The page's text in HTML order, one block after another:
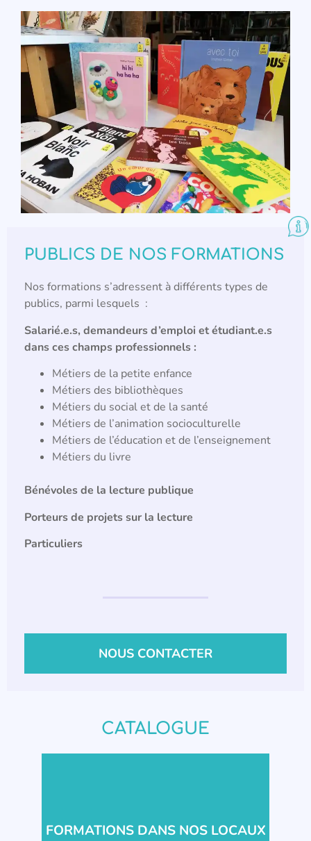
PUBLICS DE NOS FORMATIONS
Nos formations s’adressent à différents types de
publics, parmi lesquels :
Salarié.e.s, demandeurs d’emploi et étudiant.e.s
dans ces champs professionnels :
Métiers de la petite enfance
Métiers des bibliothèques
Métiers du social et de la santé
Métiers de l’animation socioculturelle
Métiers de l’éducation et de l’enseignement
Métiers du livre
Bénévoles de la lecture publique
Porteurs de projets sur la lecture
Particuliers
NOUS CONTACTER
CATALOGUE
FORMATIONS DANS NOS LOCAUX